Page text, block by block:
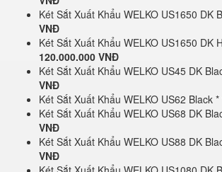
Két Sắt Xuất Khẩu WELKO US1650 DK
VNĐ
Két Sắt Xuất Khẩu WELKO US1650 DK
120.000.000 VNĐ
Két Sắt Xuất Khẩu WELKO US45 DK
VNĐ
Két Sắt Xuất Khẩu WELKO US62 Black *
Két Sắt Xuất Khẩu WELKO US68 DK
VNĐ
Két Sắt Xuất Khẩu WELKO US88 DK
VNĐ